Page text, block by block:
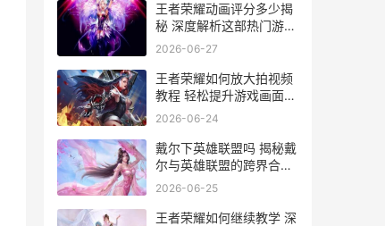
王者荣耀动画评分多少揭
秘 深度解析这部热门游戏
的视觉盛宴
2026-06-27
王者荣耀如何放大拍视频
教程 轻松提升游戏画面录
制效果全解析
2026-06-24
戴尔下英雄联盟吗 揭秘戴
尔与英雄联盟的跨界合作
背后的故事
2026-06-25
王者荣耀如何继续教学 深